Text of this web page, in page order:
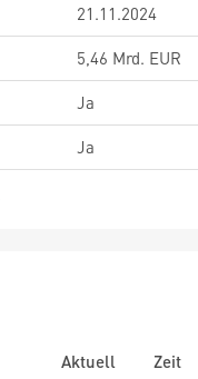
21.11.2024
5,46 Mrd. EUR
Ja
Ja
Aktuell
Zeit